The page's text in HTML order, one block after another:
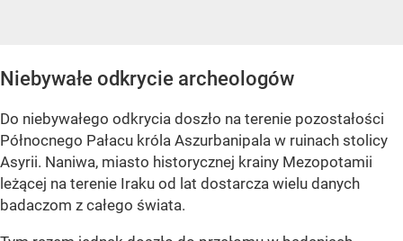
Niebywałe odkrycie archeologów
Do niebywałego odkrycia doszło na terenie pozostałości
Północnego Pałacu króla Aszurbanipala w ruinach stolicy
Asyrii. Naniwa, miasto historycznej krainy Mezopotamii
leżącej na terenie Iraku od lat dostarcza wielu danych
badaczom z całego świata.